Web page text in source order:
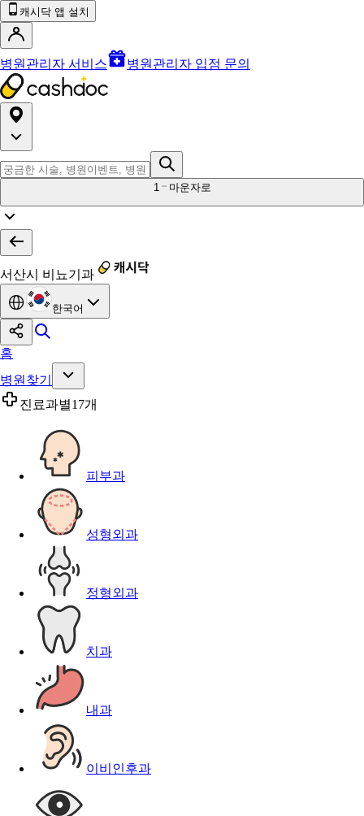
캐시닥 앱 설치
병원관리자 서비스 병원관리자 입점 문의
1 마운자로
서산시 비뇨기과
한국어
홈
병원찾기
진료과별17개
피부과
성형외과
정형외과
치과
내과
이비인후과